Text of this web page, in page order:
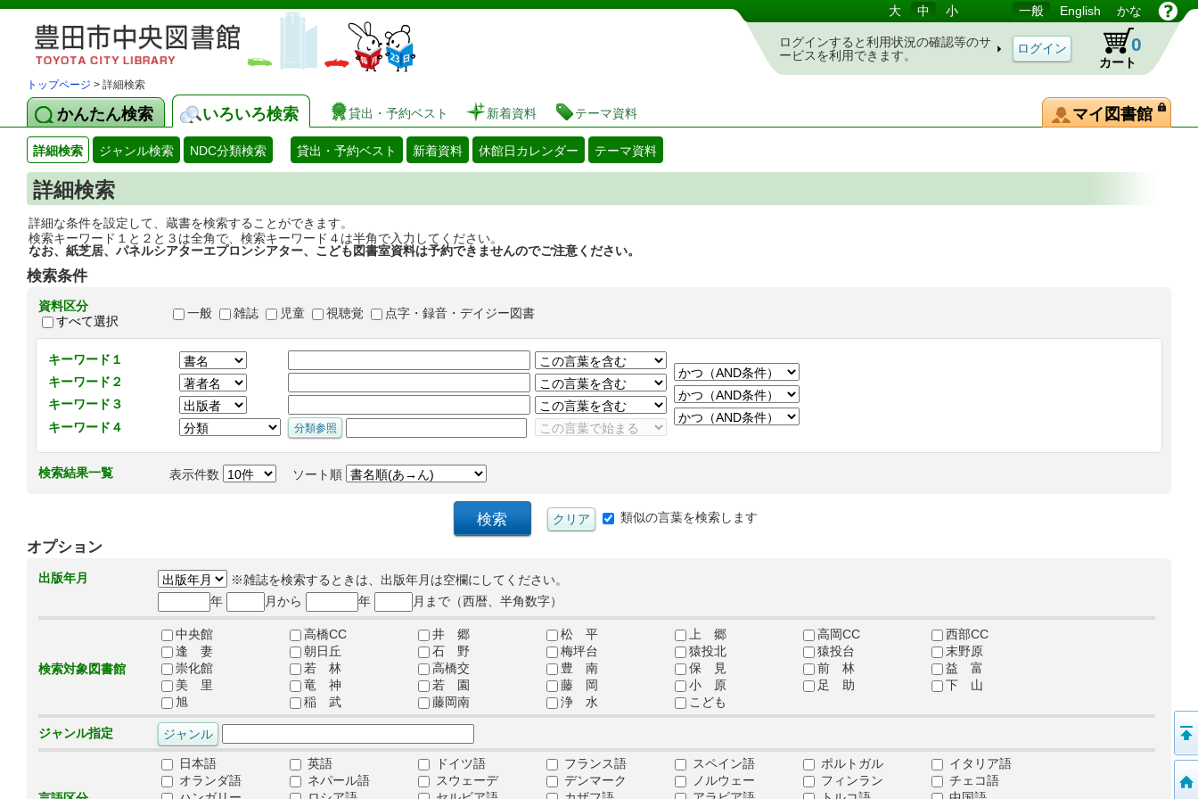
図書館 蔵書検索・予約システム 大 中 小 一般 English かな
ログインすると利用状況の確認等のサ
ービスを利用できます。
カート
0
トップページ > 詳細検索
かんたん検索 いろいろ検索 貸出・予約ベスト 新着資料 テーマ資料 マイ図書館
詳細検索 ジャンル検索 NDC分類検索 貸出・予約ベスト 新着資料 休館日カレンダー テーマ資料
詳細検索
詳細な条件を設定して、蔵書を検索することができます。
検索キーワード１と２と３は全角で、検索キーワード４は半角で入力してください。
なお、紙芝居、パネルシアターエプロンシアター、こども図書室資料は予約できませんのでご注意ください。
検索条件
資料区分
すべて選択
一般 雑誌 児童 視聴覚 点字・録音・デイジー図書
キーワード１
キーワード２
キーワード３
キーワード４
検索結果一覧 表示件数 ソート順
類似の言葉を検索します
オプション
出版年月
※雑誌を検索するときは、出版年月は空欄にしてください。
年
月から 年 月まで（西暦、半角数字）
検索対象図書館
中央館 高橋CC 井 郷 松 平 上 郷 高岡CC
西部CC
逢 妻
朝日丘 石 野 梅坪台 猿投北 猿投台
末野原
崇化館
若 林 高橋交 豊 南 保 見 前 林
益 富
美 里
竜 神 若 園 藤 岡 小 原 足 助
下 山
旭
稲 武 藤岡南 浄 水 こども
ジャンル指定
日本語 英語 ドイツ語 フランス語 スペイン語 ポルトガル
イタリア語
オランダ語
ネパール語 スウェーデ デンマーク ノルウェー フィンラン
チェコ語